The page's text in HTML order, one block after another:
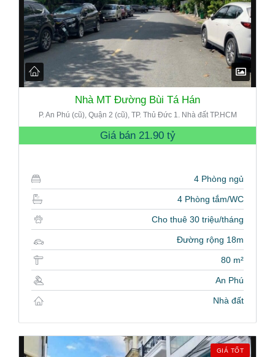
Nhà MT Đường Bùi Tá Hán
P. An Phú (cũ), Quận 2 (cũ), TP. Thủ Đức 1. Nhà đất TP.HCM
Giá bán 21.90 tỷ
4 Phòng ngủ
4 Phòng tắm/WC
Cho thuê 30 triệu/tháng
Đường rộng 18m
80 m²
An Phú
Nhà đất
GIÁ TỐT